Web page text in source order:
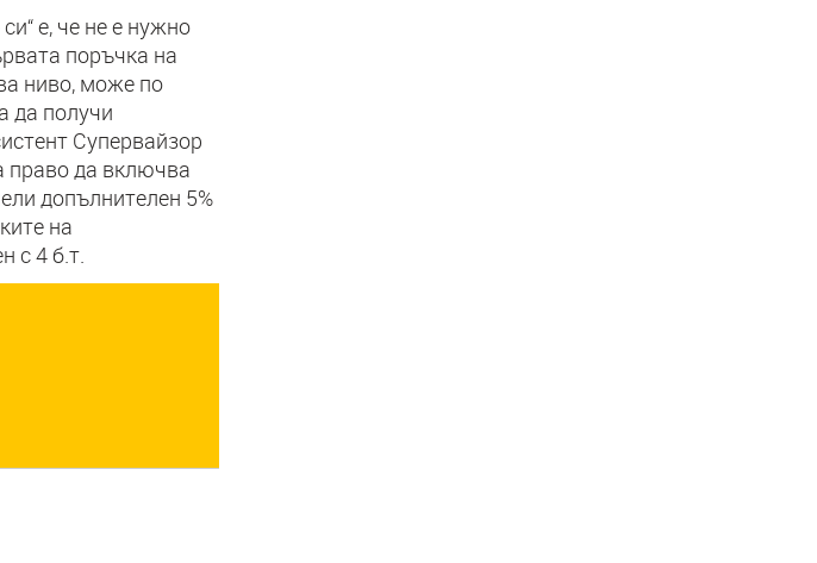
е, че не е нужно
поръчка на
ниво, може по
да получи
Супервайзор
право да включва
допълнителен 5%
на
с 4 б.т.